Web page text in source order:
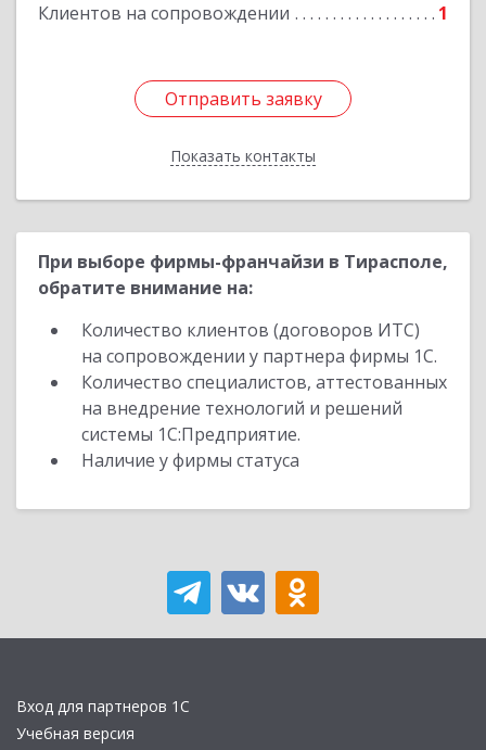
Клиентов на сопровождении 1
Отправить заявку
Показать контакты
Отправить заявку
Назад
При выборе фирмы-франчайзи в Тирасполе,
обратите внимание на:
Количество клиентов (договоров ИТС)
на сопровождении у партнера фирмы 1С.
Количество специалистов, аттестованных
на внедрение технологий и решений
системы 1С:Предприятие.
Наличие у фирмы статуса
Вход для партнеров 1С
Учебная версия